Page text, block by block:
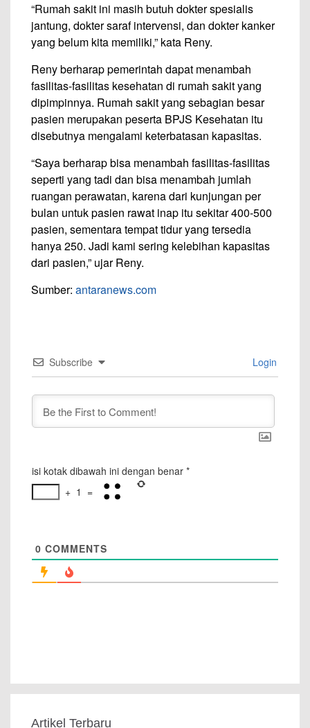
“Rumah sakit ini masih butuh dokter spesialis
jantung, dokter saraf intervensi, dan dokter kanker
yang belum kita memiliki,” kata Reny.
Reny berharap pemerintah dapat menambah
fasilitas-fasilitas kesehatan di rumah sakit yang
dipimpinnya. Rumah sakit yang sebagian besar
pasien merupakan peserta BPJS Kesehatan itu
disebutnya mengalami keterbatasan kapasitas.
“Saya berharap bisa menambah fasilitas-fasilitas
seperti yang tadi dan bisa menambah jumlah
ruangan perawatan, karena dari kunjungan per
bulan untuk pasien rawat inap itu sekitar 400-500
pasien, sementara tempat tidur yang tersedia
hanya 250. Jadi kami sering kelebihan kapasitas
dari pasien,” ujar Reny.
Sumber: antaranews.com
Subscribe Login
isi kotak dibawah ini dengan benar *
+ 1 =
0 COMMENTS
Artikel Terbaru